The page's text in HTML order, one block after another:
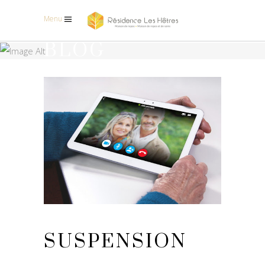
Menu
BLOG
SUSPENSION